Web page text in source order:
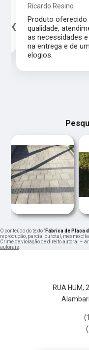
Ricardo Resino
Produto oferecido
qualidade,
as necessidades
na entrega e de
elogios.
‹
‹
O conteúdo do texto "Fábrica de Placa
reprodução, parcial ou total, mesmo
Crime de violação de direito autoral –
autorais
RUA HUM,